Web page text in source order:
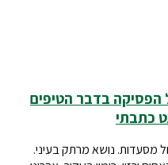
בדבר הטיפים
כתבתי
מסעדות. נושא מרתק בעיני.